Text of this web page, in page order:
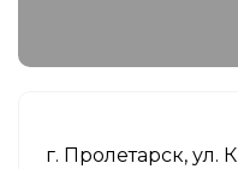
г. Пролетарск, ул.